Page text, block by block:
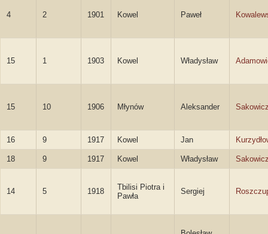
4 2 1901 Kowel Paweł
15 1 1903 Kowel Władysław
15 10 1906 Młynów Aleksander
16 9 1917 Kowel Jan
18 9 1917 Kowel Władysław
14 5 1918
Tbilisi Piotra i
Pawła
Sergiej